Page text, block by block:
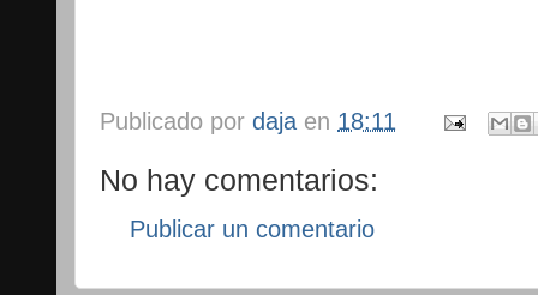
Publicado por daja en 18:11
No hay comentarios:
Publicar un comentario